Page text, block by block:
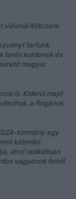
vízionál Kötcsére
tartunk
terén kordonok és
magyar
is. Kiderül majd
a Rogánok
kormány egy
kétmillió
ahol radikálisan
vagyonok felett